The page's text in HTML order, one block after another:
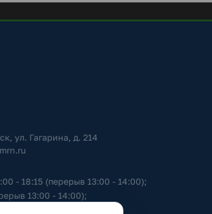
ул. Гагарина, д. 214
- 18:15 (перерыв 13:00 - 14:00);
13:00 - 14:00);